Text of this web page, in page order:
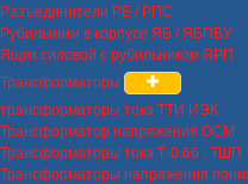
Разъединители РЕ / РПС
Рубильники в корпусе ЯБ / ЯБПВУ
Ящик силовой с рубильником ЯРП
Трансформаторы
трансформаторы тока ТТИ ИЭК
Трансформатор напряжения ОСМ
Трансформаторы тока Т-0.66 , ТШП
Трансформаторы напряжения